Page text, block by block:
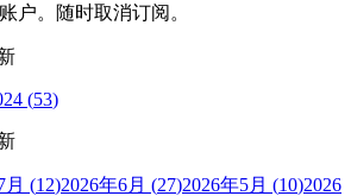
户。随时取消订阅。
(53)
月 (12)2026年6月 (27)2026年5月 (10)2026